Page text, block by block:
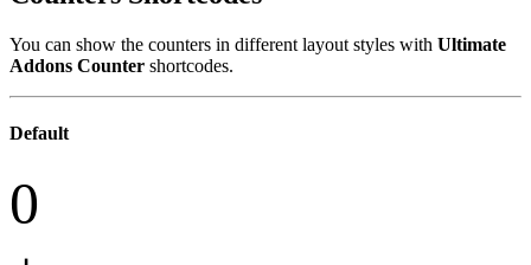
You can show the counters in different layout styles with Ultimate
Addons Counter shortcodes.
Default
0